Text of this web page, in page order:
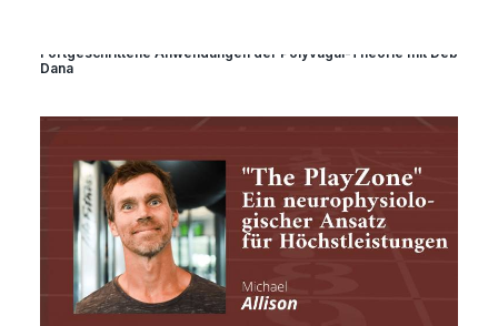
Fortgeschrittene Anwendungen der Polyvagal-Theorie mit Deb
Dana